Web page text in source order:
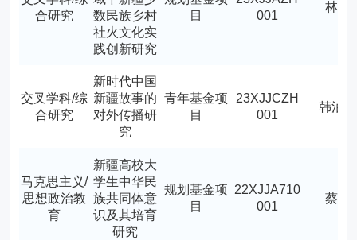
合研究
数民族乡村
社火文化实
践创新研究
目
001
林茵
交叉学科/综
合研究
新时代中国
新疆故事的
对外传播研
究
青年基金项
目
23XJJCZH
001
韩泊尧
马克思主义/
思想政治教
育
新疆高校大
学生中华民
族共同体意
识及其培育
研究
规划基金项
目
22XJJA710
001
蔡浩